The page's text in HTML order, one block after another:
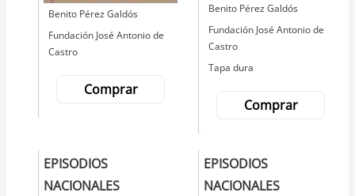
Autor
Benito Pérez Galdós
Editorial
Fundación José Antonio de
Castro
Comprar
Autor
Benito Pérez Galdós
Editorial
Fundación José Antonio de
Castro
Tapa dura
Comprar
EPISODIOS
NACIONALES
EPISODIOS
NACIONALES